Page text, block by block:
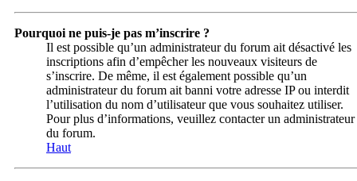
Pourquoi ne puis-je pas m’inscrire ?
Il est possible qu’un administrateur du forum ait désactivé les
inscriptions afin d’empêcher les nouveaux visiteurs de
s’inscrire. De même, il est également possible qu’un
administrateur du forum ait banni votre adresse IP ou interdit
l’utilisation du nom d’utilisateur que vous souhaitez utiliser.
Pour plus d’informations, veuillez contacter un administrateur
du forum.
Haut